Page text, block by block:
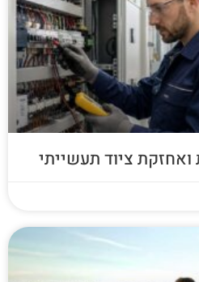
ציוד תעשייתי